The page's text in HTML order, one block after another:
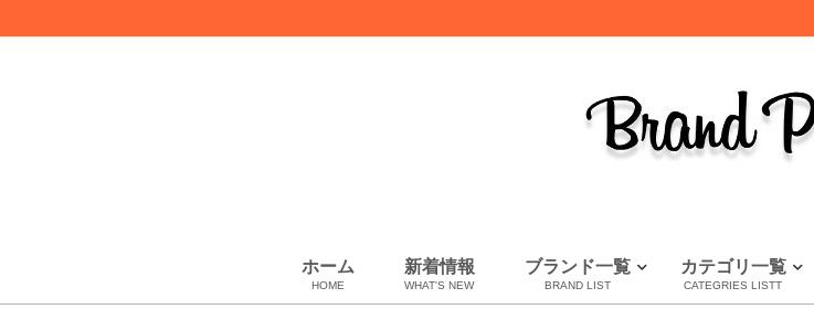
ホーム
HOME
新着情報
WHAT'S NEW
ブランド一覧
BRAND LIST
カテゴリ一覧
CATEGRIES LISTT